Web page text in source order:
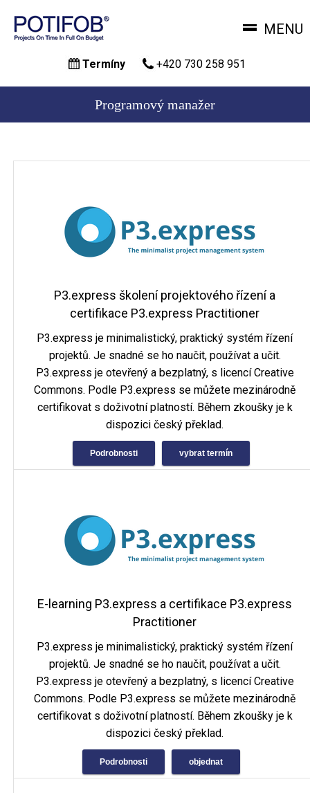
hlavnímu
MENU
Termíny +420 730 258 951
Programový manažer
P3.express školení projektového řízení a
certifikace P3.express Practitioner
P3.express je minimalistický, praktický systém řízení
projektů. Je snadné se ho naučit, používat a učit.
P3.express je otevřený a bezplatný, s licencí Creative
Commons. Podle P3.express se můžete mezinárodně
certifikovat s doživotní platností. Během zkoušky je k
dispozici český překlad.
Podrobnosti vybrat termín
E-learning P3.express a certifikace P3.express
Practitioner
P3.express je minimalistický, praktický systém řízení
projektů. Je snadné se ho naučit, používat a učit.
P3.express je otevřený a bezplatný, s licencí Creative
Commons. Podle P3.express se můžete mezinárodně
certifikovat s doživotní platností. Během zkoušky je k
dispozici český překlad.
Podrobnosti objednat